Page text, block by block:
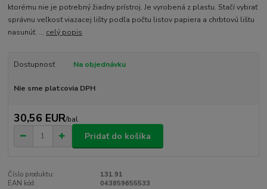
ktorému nie je potrebný žiadny prístroj. Je vyrobená z plastu. Stačí vybrať
správnu veľkosť viazacej lišty podľa počtu listov papiera a chrbtovú lištu
nasunúť. ... celý popis
Dostupnosť Na objednávku
Nie sme platcovia DPH
30,56 EUR/bal
Pridať do košíka
Číslo produktu:
131.91
EAN kód:
043859655533